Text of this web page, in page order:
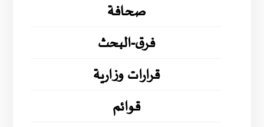
صحافة
فرق-البحث
قرارات وزارية
قوائم